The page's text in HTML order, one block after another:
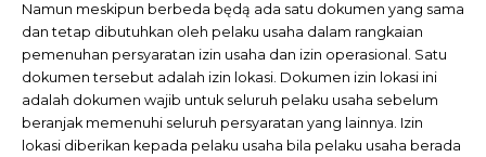
Namun meskipun berbeda będą ada satu dokumen yang sama
dan tetap dibutuhkan oleh pelaku usaha dalam rangkaian
pemenuhan persyaratan izin usaha dan izin operasional. Satu
dokumen tersebut adalah izin lokasi. Dokumen izin lokasi ini
adalah dokumen wajib untuk seluruh pelaku usaha sebelum
beranjak memenuhi seluruh persyaratan yang lainnya. Izin
lokasi diberikan kepada pelaku usaha bila pelaku usaha berada